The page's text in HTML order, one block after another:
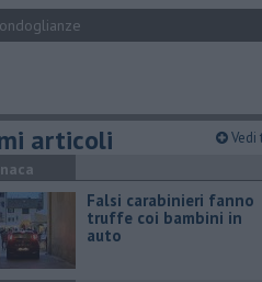
articoli Vedi
Falsi carabinieri fanno
truffe coi bambini in
auto